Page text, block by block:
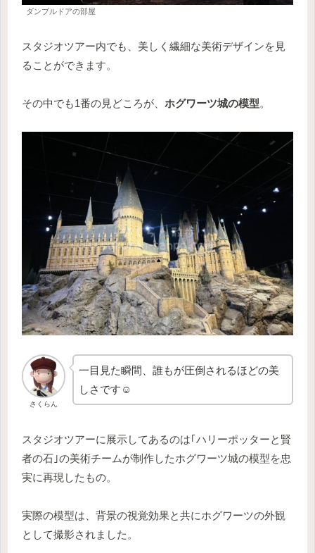
ダンブルドアの部屋
スタジオツアー内でも、美しく繊細な美術デザインを見
ることができます。
その中でも1番の見どころが、 ホグワーツ城の模型。
さくらん
一目見た瞬間、誰もが圧倒されるほどの美
しさです☺️
スタジオツアーに展示してあるのは｢ハリーポッターと賢
者の石｣の美術チームが制作したホグワーツ城の模型を忠
実に再現したもの。
実際の模型は、背景の視覚効果と共にホグワーツの外観
として撮影されました。